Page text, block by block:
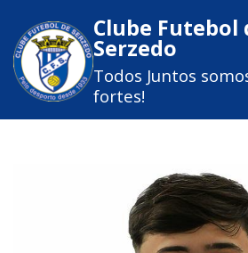
Clube Futebol
Serzedo
Todos Juntos
fortes!